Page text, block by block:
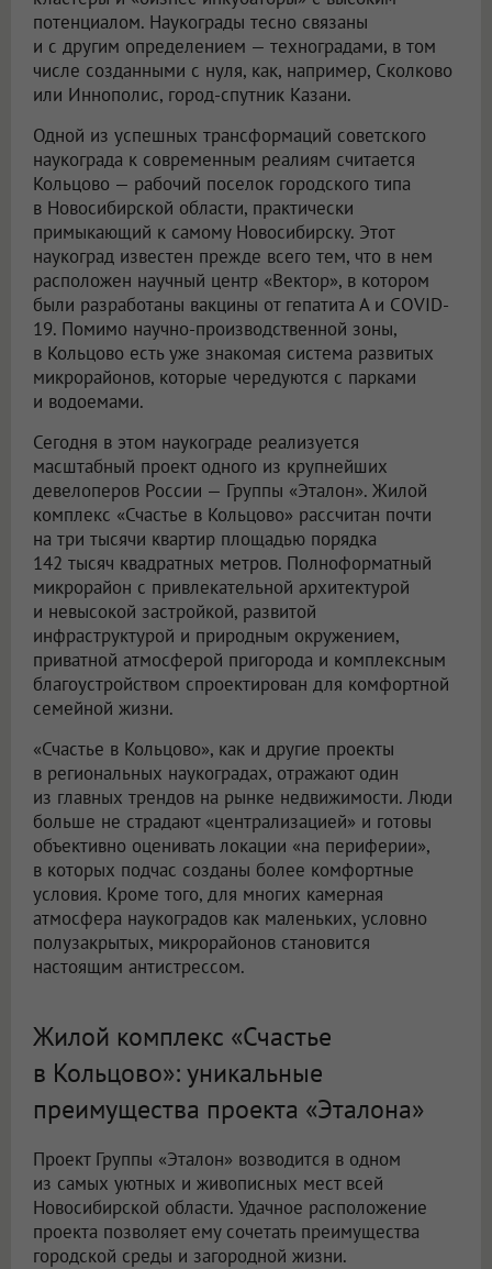
потенциалом. Наукограды тесно связаны
и с другим определением — техноградами, в том
числе созданными с нуля, как, например, Сколково
или Иннополис, город-спутник Казани.
Одной из успешных трансформаций советского
наукограда к современным реалиям считается
Кольцово — рабочий поселок городского типа
в Новосибирской области, практически
примыкающий к самому Новосибирску. Этот
наукоград известен прежде всего тем, что в нем
расположен научный центр «Вектор», в котором
были разработаны вакцины от гепатита А и COVID-
19. Помимо научно-производственной зоны,
в Кольцово есть уже знакомая система развитых
микрорайонов, которые чередуются с парками
и водоемами.
Сегодня в этом наукограде реализуется
масштабный проект одного из крупнейших
девелоперов России — Группы «Эталон». Жилой
комплекс «Счастье в Кольцово» рассчитан почти
на три тысячи квартир площадью порядка
142 тысяч квадратных метров. Полноформатный
микрорайон с привлекательной архитектурой
и невысокой застройкой, развитой
инфраструктурой и природным окружением,
приватной атмосферой пригорода и комплексным
благоустройством спроектирован для комфортной
семейной жизни.
«Счастье в Кольцово», как и другие проекты
в региональных наукоградах, отражают один
из главных трендов на рынке недвижимости. Люди
больше не страдают «централизацией» и готовы
объективно оценивать локации «на периферии»,
в которых подчас созданы более комфортные
условия. Кроме того, для многих камерная
атмосфера наукоградов как маленьких, условно
полузакрытых, микрорайонов становится
настоящим антистрессом.
Жилой комплекс «Счастье
в Кольцово»: уникальные
преимущества проекта «Эталона»
Проект Группы «Эталон» возводится в одном
из самых уютных и живописных мест всей
Новосибирской области. Удачное расположение
проекта позволяет ему сочетать преимущества
городской среды и загородной жизни.